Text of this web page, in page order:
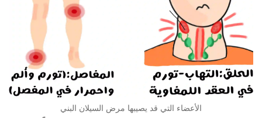
الأعضاء التي قد يصيبها مرض السيلان البني